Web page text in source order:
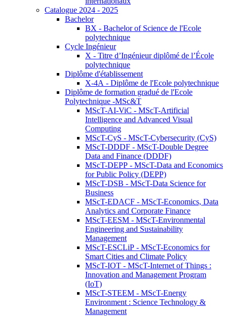
Catalogue 2024 - 2025
Bachelor
BX - Bachelor of Science de l'Ecole
polytechnique
Cycle Ingénieur
X - Titre d’Ingénieur diplômé de l’École
polytechnique
Diplôme d'établissement
X-4A - Diplôme de l'Ecole polytechnique
Diplôme de formation gradué de l'Ecole
Polytechnique -MSc&T
MScT-AI-ViC - MScT-Artificial
Intelligence and Advanced Visual
Computing
MScT-CyS - MScT-Cybersecurity (CyS)
MScT-DDDF - MScT-Double Degree
Data and Finance (DDDF)
MScT-DEPP - MScT-Data and Economics
for Public Policy (DEPP)
MScT-DSB - MScT-Data Science for
Business
MScT-EDACF - MScT-Economics, Data
Analytics and Corporate Finance
MScT-EESM - MScT-Environmental
Engineering and Sustainability
Management
MScT-ESCLiP - MScT-Economics for
Smart Cities and Climate Policy
MScT-IOT - MScT-Internet of Things :
Innovation and Management Program
(IoT)
MScT-STEEM - MScT-Energy
Environment : Science Technology &
Management